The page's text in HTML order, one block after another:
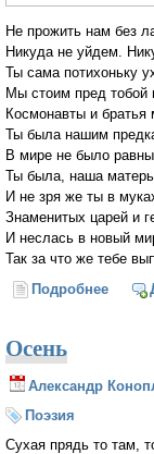
Не прожить нам без
Никуда не уйдем.
Ты сама потихоньку
Мы стоим пред
Космонавты и братья
Ты была нашим
В мире не было
Ты была, наша
И не зря же ты в
Знаменитых царей и
И неслась в новый
Так за что же тебе
Подробнее о Мы
Осень
Александр
Поэзия
Сухая прядь то там,